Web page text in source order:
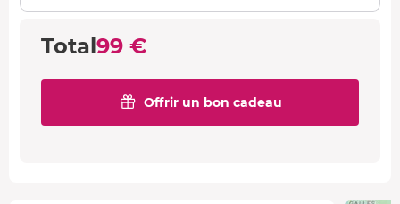
Total99 €
Offrir un bon cadeau